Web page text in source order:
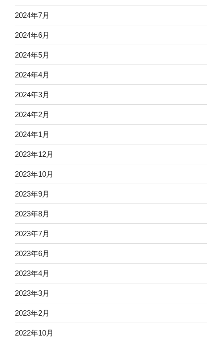
2024年7月
2024年6月
2024年5月
2024年4月
2024年3月
2024年2月
2024年1月
2023年12月
2023年10月
2023年9月
2023年8月
2023年7月
2023年6月
2023年4月
2023年3月
2023年2月
2022年10月